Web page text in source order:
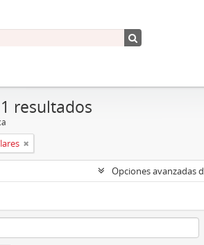
resultados
Opciones avanzadas